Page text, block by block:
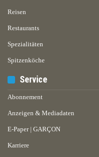
Reisen
Restaurants
Spezialitäten
Spitzenköche
Service
Abonnement
Anzeigen & Mediadaten
E-Paper | GARÇON
Karriere